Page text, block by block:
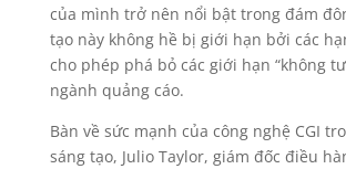
của mình trở nên nổi bật trong đám
tạo này không hề bị giới hạn bởi các
cho phép phá bỏ các giới hạn “không
ngành quảng cáo.
Bàn về sức mạnh của công nghệ CGI
sáng tạo, Julio Taylor, giám đốc điều